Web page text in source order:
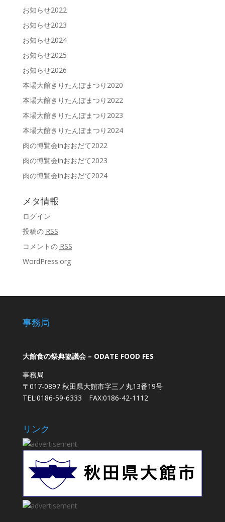
お知らせ2022
お知らせ2023
お知らせ2024
お知らせ2025
お知らせ2026
本場大館きりたんぽまつり2020
本場大館きりたんぽまつり2022
本場大館きりたんぽまつり2023
本場大館きりたんぽまつり2024
肉の博覧会inおおだて2022
肉の博覧会inおおだて2023
肉の博覧会inおおだて2024
メタ情報
ログイン
投稿の RSS
コメントの RSS
WordPress.org
事務局
大館食の祭典協議会 – ODATE FOOD FES
事務局
〒017-0897 秋田県大館市字三ノ丸13番19号
TEL:0186-59-6333 FAX:0186-42-1112
リンク